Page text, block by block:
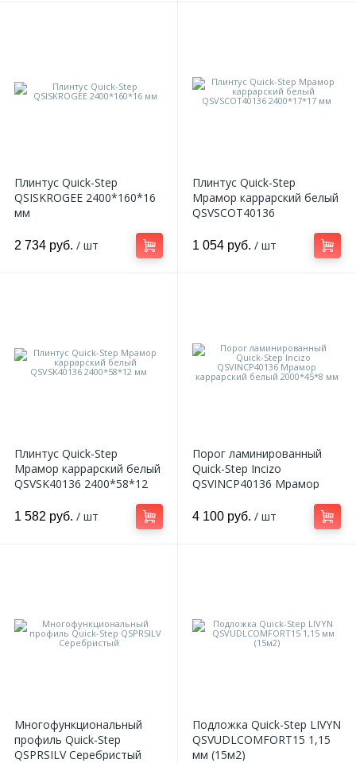
Плинтус Quick-Step
QSISKROGEE 2400*160*16
мм
2 734 руб. / шт
Плинтус Quick-Step
Мрамор каррарский белый
QSVSCOT40136
1 054 руб. / шт
Плинтус Quick-Step
Мрамор каррарский белый
QSVSK40136 2400*58*12
1 582 руб. / шт
Порог ламинированный
Quick-Step Incizo
QSVINCP40136 Мрамор
2000*45*8 мм
4 100 руб. / шт
Многофункциональный
профиль Quick-Step
QSPRSILV Серебристый
Подложка Quick-Step LIVYN
QSVUDLCOMFORT15 1,15
мм (15м2)